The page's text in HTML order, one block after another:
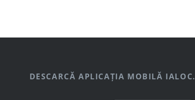
DESCARCĂ APLICAȚIA MOBILĂ IALOC.